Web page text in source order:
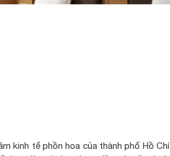
kinh tế phồn hoa của thành phố Hồ Chí